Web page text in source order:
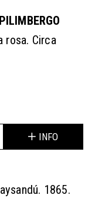
rosa. Circa
INFO
1865.